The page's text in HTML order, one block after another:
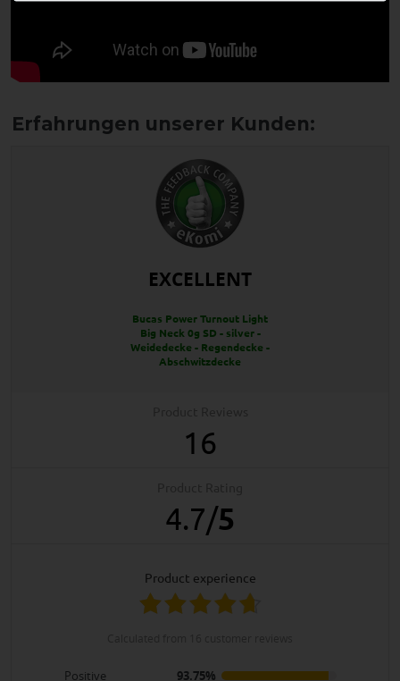
EXCELLENT
Bucas Power Turnout Light
Big Neck 0g SD - silver -
Weidedecke - Regendecke -
Abschwitzdecke
16
4.7/5
product experience
Positive
93.75%